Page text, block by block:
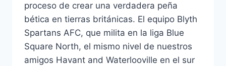
proceso de crear una verdadera peña
bética en tierras británicas. El equipo Blyth
Spartans AFC, que milita en la liga Blue
Square North, el mismo nivel de nuestros
amigos Havant and Waterlooville en el sur